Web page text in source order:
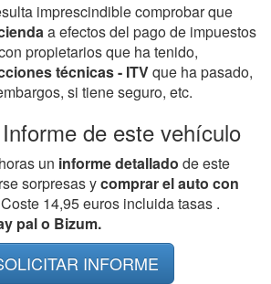
imprescindible comprobar que
a efectos del pago de impuestos
propietarios que ha tenido,
técnicas - ITVque ha pasado,
si tiene seguro, etc.
de este vehículo
un informe detallado de este
sorpresas ycomprar el auto con
14,95 euros incluida tasas .
pal o Bizum.
INFORME